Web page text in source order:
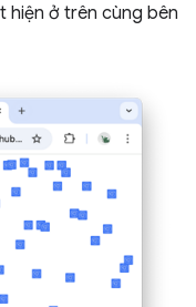
hiện ở trên cùng bên